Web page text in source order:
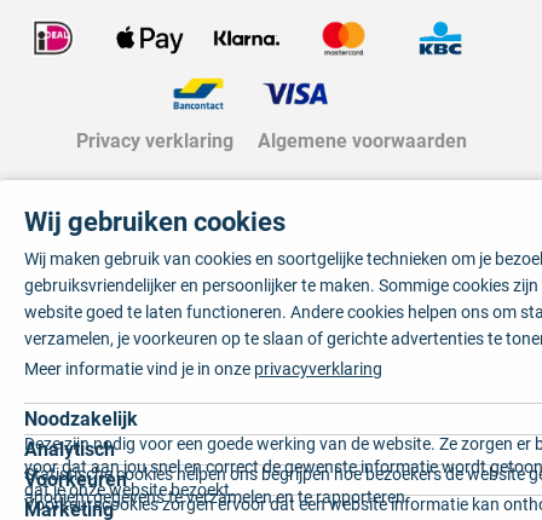
Privacy verklaring Algemene voorwaarden
Wij gebruiken cookies
Wij maken gebruik van cookies en soortgelijke technieken om je
gebruiksvriendelijker en persoonlijker te maken. Sommige cookies
website goed te laten functioneren. Andere cookies helpen ons om
verzamelen, je voorkeuren op te slaan of gerichte advertenties te
Meer informatie vind je in onze privacyverklaring
Noodzakelijk
Deze zijn nodig voor een goede werking van de website. Ze zorgen er
voor dat aan jou snel en correct de gewenste informatie wordt
dat je onze website bezoekt.
Analytisch
Statistische cookies helpen ons begrijpen hoe bezoekers de website
anoniem gegevens te verzamelen en te rapporteren.
Voorkeuren
Voorkeurscookies zorgen ervoor dat een website informatie kan
Marketing